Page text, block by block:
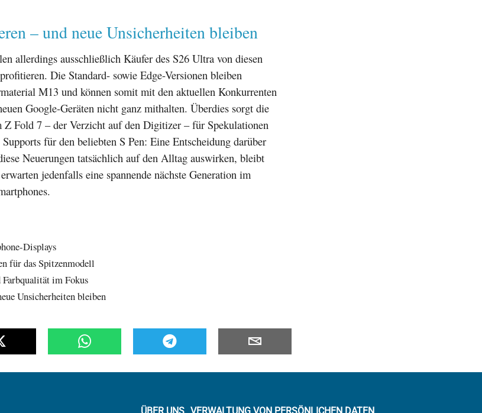
– und neue Unsicherheiten bleiben
allerdings ausschließlich Käufer des S26 Ultra von diesen
Die Standard- sowie Edge-Versionen bleiben
M13 und können somit mit den aktuellen Konkurrenten
Google-Geräten nicht ganz mithalten. Überdies sorgt die
Fold 7 – der Verzicht auf den Digitizer – für Spekulationen
für den beliebten S Pen: Eine Entscheidung darüber
Neuerungen tatsächlich auf den Alltag auswirken, bleibt
jedenfalls eine spannende nächste Generation im
Displays
für das Spitzenmodell
Farbqualität im Fokus
Unsicherheiten bleiben